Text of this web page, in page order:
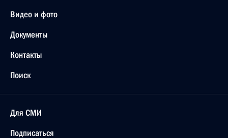
Видео и фото
Документы
Контакты
Поиск
Для СМИ
Подписаться